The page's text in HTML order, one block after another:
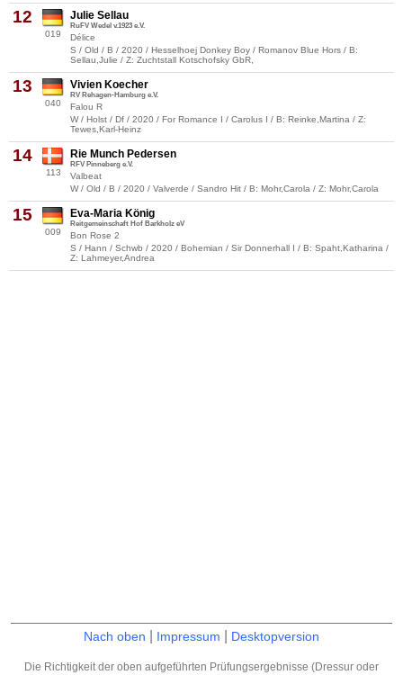
12
019
Julie Sellau
RuFV Wedel v.1923 e.V.
Délice
S / Old / B / 2020 / Hesselhoej Donkey Boy / Romanov Blue Hors / B:
Sellau,Julie / Z: Zuchtstall Kotschofsky GbR,
13
040
Vivien Koecher
RV Rehagen-Hamburg e.V.
Falou R
W / Holst / Df / 2020 / For Romance I / Carolus I / B: Reinke,Martina / Z:
Tewes,Karl-Heinz
14
113
Rie Munch Pedersen
RFV Pinneberg e.V.
Valbeat
W / Old / B / 2020 / Valverde / Sandro Hit / B: Mohr,Carola / Z: Mohr,Carola
15
009
Eva-Maria König
Reitgemeinschaft Hof Barkholz eV
Bon Rose 2
S / Hann / Schwb / 2020 / Bohemian / Sir Donnerhall I / B: Spaht,Katharina /
Z: Lahmeyer,Andrea
Nach oben Impressum Desktopversion
Die Richtigkeit der oben aufgeführten Prüfungsergebnisse (Dressur oder